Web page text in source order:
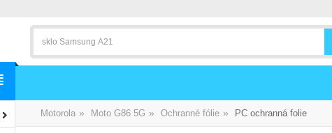
Motorola » Moto G86 5G » Ochranné fólie » PC ochranná folie